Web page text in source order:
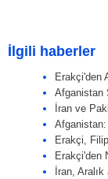
İlgili haberler
Erakçi'den
Afganistan
İran ve
Afganistan:
Erakçi,
Erakçi'den
İran,